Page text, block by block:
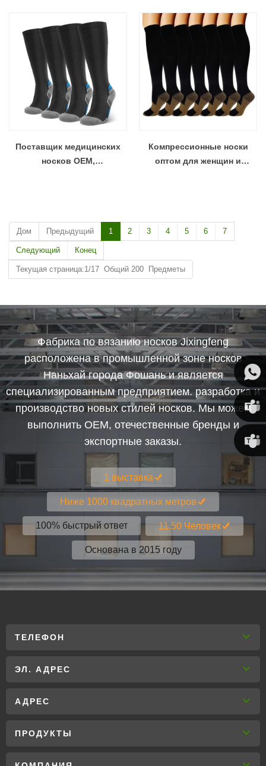
индивидуальным
логотипом
Поставщик медицинских
носков OEM,
Компрессионные носки
оптом для женщин и
Дом Предыдущий 1 2 3 4 5 6 7
Следующий Конец
Текущая страница:1/17 Общий 200 Предметы
Фабрика по вязанию носков Jixingfeng
расположена в промышленной зоне носков
Наньхай города Фошань и является
специализированным предприятием. разработка и
производство новых стилей носков. Мы можем
выполнить OEM, отечественные бренды и
экспортные заказы.
1 выставка
Ниже 1000 квадратных метров
100% быстрый ответ 11.50 Человек
Основана в 2015 году
ТЕЛЕФОН
ЭЛ. АДРЕС
АДРЕС
ПРОДУКТЫ
Susan
Линда